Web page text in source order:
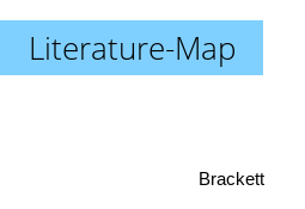
Literature-Map
Brackett